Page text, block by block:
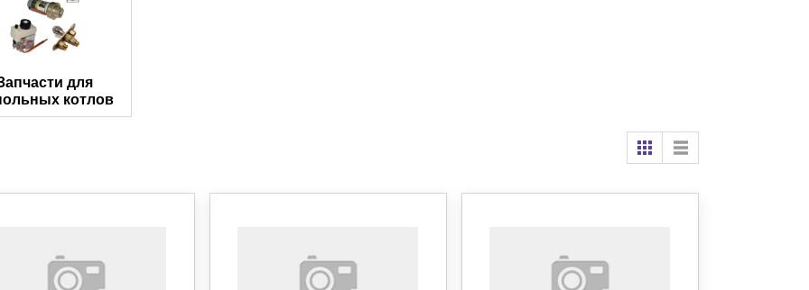
для
котлов